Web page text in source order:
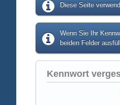
Diese Seite
Wenn Sie Ihr
beiden Felder
Kennwort